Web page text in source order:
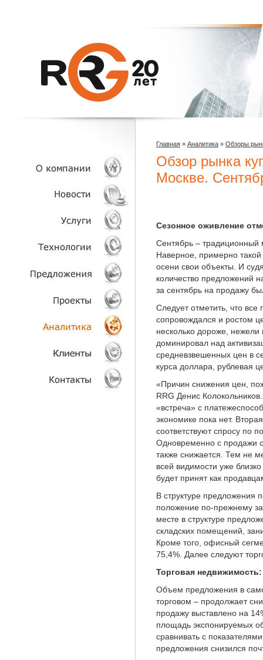
О КОМПАНИИ
НОВОСТИ
УСЛУГИ
ТЕХНОЛОГИИ
ОБЪЕКТЫ
ПРОЕКТЫ
АНАЛИТИКА
КЛИЕНТЫ
Главная » Аналитика » Обзоры
Обзор рынка
Москве.
Сезонное оживление
Сентябрь – традиционный
Наверное, примерно такой
осени свои объекты. И
количество предложений
за сентябрь на продажу
Следует отметить, что
сопровождался и ростом
несколько дороже, нежели
доминировал над
средневзвешенных цен в
курса доллара, рублевая
«Причин снижения цен,
RRG Денис
«встреча» с
экономике пока нет.
соответствуют спросу по
Одновременно с продажи
также снижается. Тем не
всей видимости уже
будет принят как
В структуре
положение по-прежнему
месте в структуре
складских помещений,
Кроме того, офисный
75,4%. Далее следуют
Торговая
Объем предложения в
торговом – продолжает
продажу выставлено на
площадь экспонируемых
сравнивать с
предложения снизился